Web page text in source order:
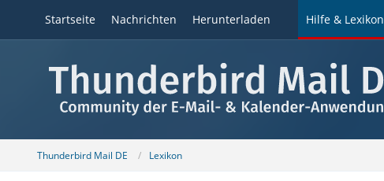
Startseite Nachrichten Herunterladen Hilfe & Lexikon
Thunderbird Mail DE Lexikon